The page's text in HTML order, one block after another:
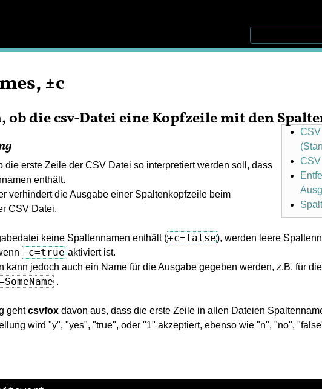
±c
ob die csv-Datei eine Kopfzeile mit den
die erste Zeile der CSV Datei so interpretiert werden soll, dass
enthält.
verhindert die Ausgabe einer Spaltenkopfzeile beim
CSV Datei.
keine Spaltennamen enthält (+c=false), werden leere
-c=true aktiviert ist.
kann jedoch auch ein Name für die Ausgabe gegeben werden, z.B. für
.
gehtcsvfox davon aus, dass die erste Zeile in allen Dateien
wird "y", "yes", "true", oder "1" akzeptiert, ebenso wie "n", "no",